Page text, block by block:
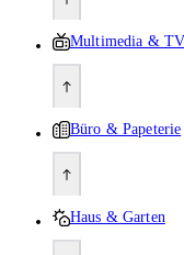
Multimedia & TV
Büro & Papeterie
Haus & Garten